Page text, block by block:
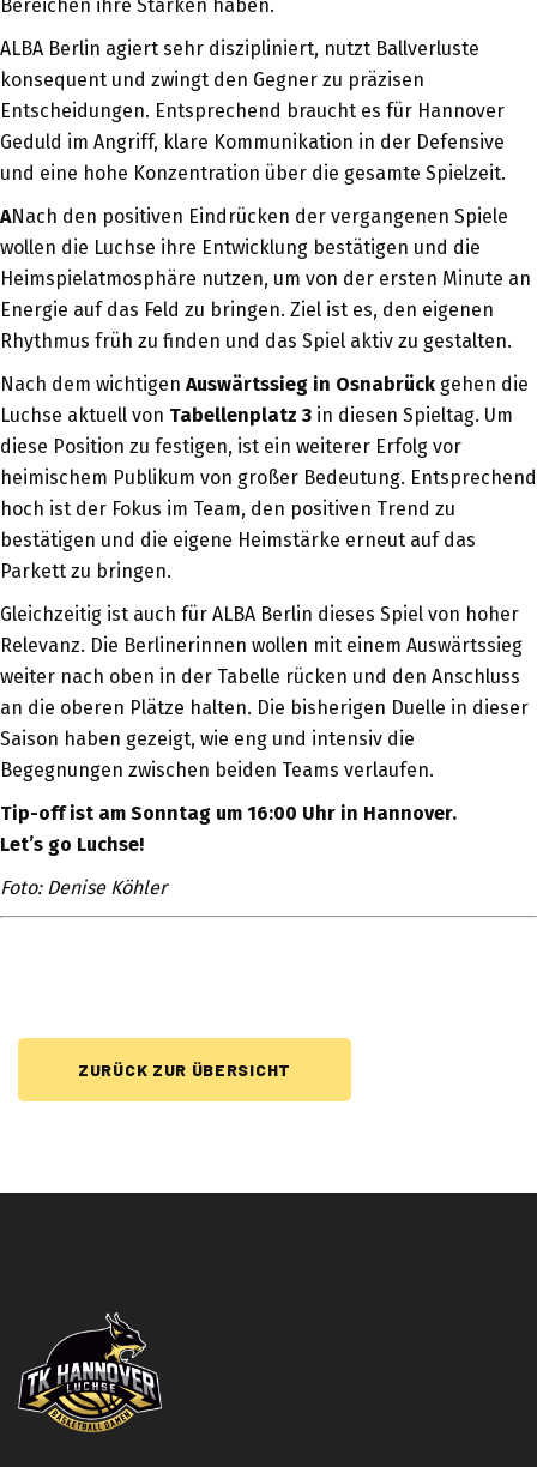
Bereichen ihre Stärken haben.
ALBA Berlin agiert sehr diszipliniert, nutzt Ballverluste
konsequent und zwingt den Gegner zu präzisen
Entscheidungen. Entsprechend braucht es für Hannover
Geduld im Angriff, klare Kommunikation in der Defensive
und eine hohe Konzentration über die gesamte Spielzeit.
ANach den positiven Eindrücken der vergangenen Spiele
wollen die Luchse ihre Entwicklung bestätigen und die
Heimspielatmosphäre nutzen, um von der ersten Minute an
Energie auf das Feld zu bringen. Ziel ist es, den eigenen
Rhythmus früh zu finden und das Spiel aktiv zu gestalten.
Nach dem wichtigen Auswärtssieg in Osnabrück gehen die
Luchse aktuell von Tabellenplatz 3 in diesen Spieltag. Um
diese Position zu festigen, ist ein weiterer Erfolg vor
heimischem Publikum von großer Bedeutung. Entsprechend
hoch ist der Fokus im Team, den positiven Trend zu
bestätigen und die eigene Heimstärke erneut auf das
Parkett zu bringen.
Gleichzeitig ist auch für ALBA Berlin dieses Spiel von hoher
Relevanz. Die Berlinerinnen wollen mit einem Auswärtssieg
weiter nach oben in der Tabelle rücken und den Anschluss
an die oberen Plätze halten. Die bisherigen Duelle in dieser
Saison haben gezeigt, wie eng und intensiv die
Begegnungen zwischen beiden Teams verlaufen.
Tip-off ist am Sonntag um 16:00 Uhr in Hannover.
Let’s go Luchse!
Foto: Denise Köhler
ZURÜCK ZUR ÜBERSICHT